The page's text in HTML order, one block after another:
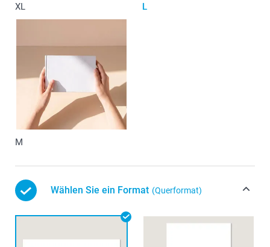
XL L
M
Wählen Sie ein Format (Querformat)